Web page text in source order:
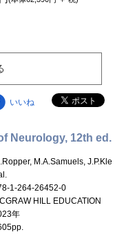
いいね
Neurology, 12th ed.
M.A.Samuels, J.P.Kle
1-264-26452-0
HILL EDUCATION
年